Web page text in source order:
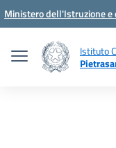
Vai ai contenuti
Vai al menu di
Vai al footer
Ministero dell'Istruzione e
Istituto